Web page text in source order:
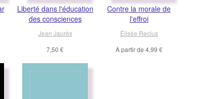
Liberté dans l'éducation
des consciences
Jean Jaurès
7,50 €
Contre la morale de
l'effroi
Élisée Reclus
À partir de 4,99 €